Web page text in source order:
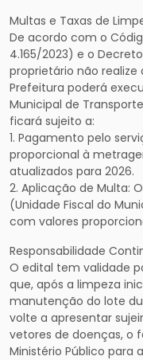
Multas e Taxas de
De acordo com o
4.165/2023) e o
proprietário não realize
Prefeitura poderá
Municipal de
ficará sujeito a:
1. Pagamento pelo
proporcional à
atualizados para 2026.
2. Aplicação de Multa:
(Unidade Fiscal do
com valores
Responsabilidade
O edital tem validade
que, após a limpeza
manutenção do lote
volte a apresentar
vetores de doenças, o
Ministério Público para